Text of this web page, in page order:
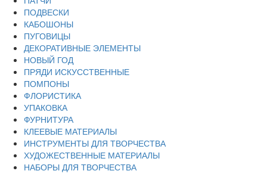
ПОДВЕСКИ
КАБОШОНЫ
ПУГОВИЦЫ
ДЕКОРАТИВНЫЕ ЭЛЕМЕНТЫ
НОВЫЙ ГОД
ПРЯДИ ИСКУССТВЕННЫЕ
ПОМПОНЫ
ФЛОРИСТИКА
УПАКОВКА
ФУРНИТУРА
КЛЕЕВЫЕ МАТЕРИАЛЫ
ИНСТРУМЕНТЫ ДЛЯ ТВОРЧЕСТВА
ХУДОЖЕСТВЕННЫЕ МАТЕРИАЛЫ
НАБОРЫ ДЛЯ ТВОРЧЕСТВА